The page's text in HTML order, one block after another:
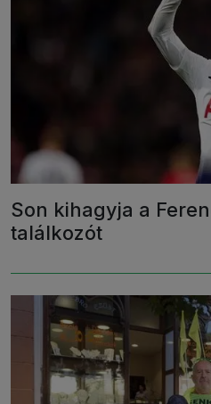
Son kihagyja a
találkozót